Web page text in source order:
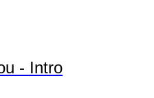
- Intro